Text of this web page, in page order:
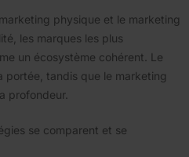
physique et le marketing
les marques les plus
un écosystème cohérent. Le
portée, tandis que le marketing
profondeur.
se comparent et se